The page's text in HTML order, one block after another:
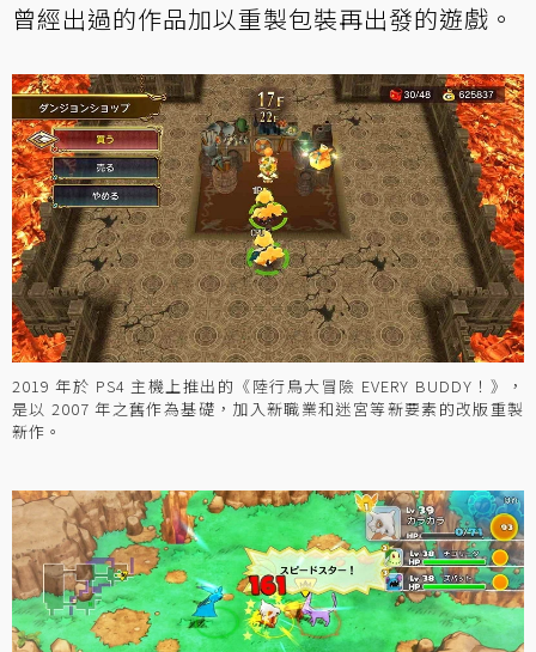
曾經出過的作品加以重製包裝再出發的遊戲。
2019 年於 PS4 主機上推出的《陸行鳥大冒險 EVERY BUDDY！》，
是以 2007 年之舊作為基礎，加入新職業和迷宮等新要素的改版重製
新作。